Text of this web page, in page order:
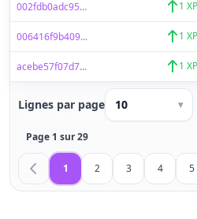
002fdb0adc95... 1
006416f9b409... 1
acebe57f07d7... 1
Lignes par page 10 ▾
Page 1 sur 29
1 2 3 4 5